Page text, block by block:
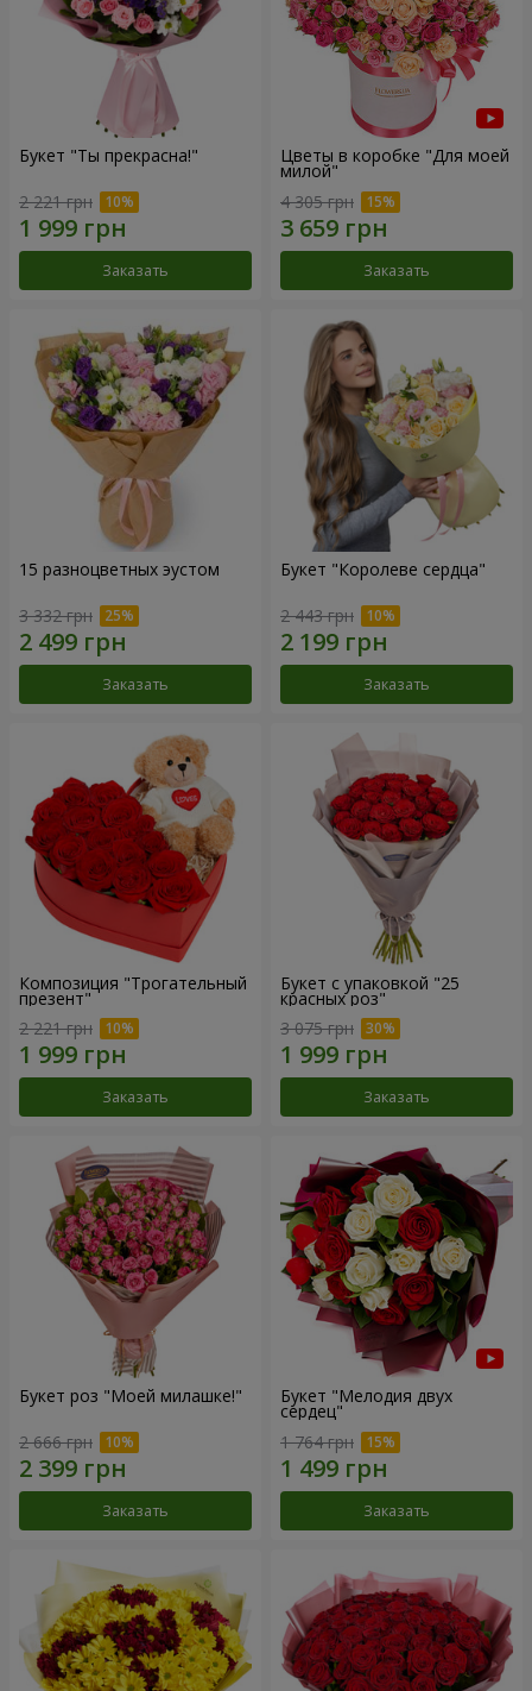
Букет "Ты прекрасна!"
2 221 грн
Заказать
Цветы в коробке "Для моей
милой"
4 305 грн
Заказать
15 разноцветных эустом
3 332 грн
Заказать
Букет "Королеве сердца"
2 443 грн
Заказать
Композиция "Трогательный
презент"
2 221 грн
Заказать
Букет с упаковкой "25
красных роз"
3 075 грн
Заказать
Букет роз "Моей милашке!"
2 666 грн
Заказать
Букет "Мелодия двух
сердец"
1 764 грн
Заказать